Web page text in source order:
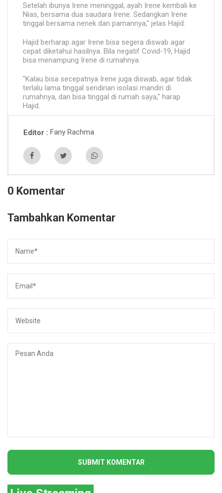
Setelah ibunya Irene meninggal, ayah Irene kembali ke
Nias, bersama dua saudara Irene. Sedangkan Irene
tinggal bersama nenek dan pamannya," jelas Hajid.
Hajid berharap agar Irene bisa segera diswab agar
cepat diketahui hasilnya. Bila negatif Covid-19, Hajid
bisa menampung Irene di rumahnya.
"Kalau bisa secepatnya Irene juga diswab, agar tidak
terlalu lama tinggal sendirian isolasi mandiri di
rumahnya, dan bisa tinggal di rumah saya," harap
Hajid.
Editor Fany Rachma
0 Komentar
Tambahkan Komentar